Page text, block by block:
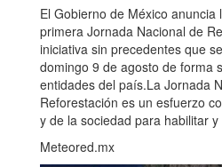
El Gobierno de México anuncia
primera Jornada Nacional de
iniciativa sin precedentes que
domingo 9 de agosto de forma
entidades del país.La Jornada
Reforestación es un esfuerzo
y de la sociedad para habilitar
Meteored.mx